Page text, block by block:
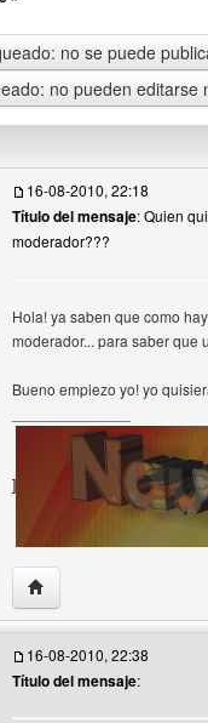
no se puede
no pueden editarse
usuario
16-08-2010, 22:18
Título del mensaje: Quien
moderador???
Hola! ya saben que como
moderador... para saber que
Bueno empiezo yo! yo
]
Visitar sitio web del
16-08-2010, 22:38
Título del mensaje: